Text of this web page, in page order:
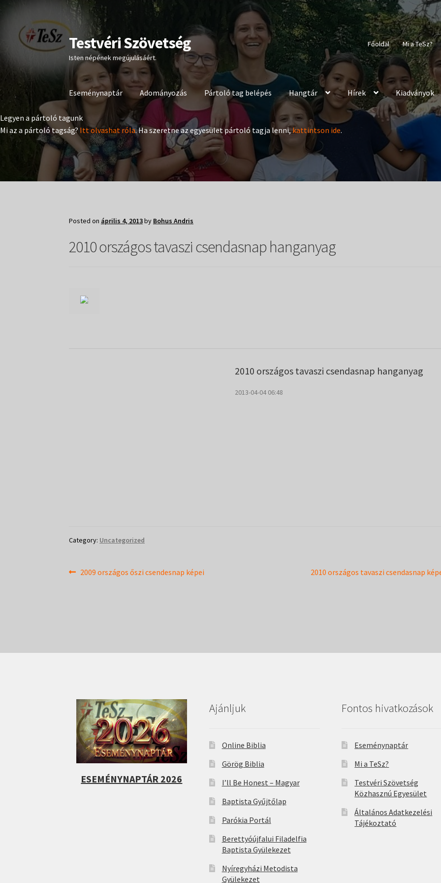
Ugrás
a
navigációhoz
Kilépés
a
tartalomba
Testvéri Szövetség
Isten népének megújulásáért.
Főoldal Mi a TeSz?
Eseménynaptár Adományozás Pártoló tag belépés Hangtár Hírek Kiadványok
Legyen a pártoló tagunk
Mi az a pártoló tagság? Itt olvashat róla. Ha szeretne az egyesület pártoló tagja lenni,kattintson ide.
Posted on április 4, 2013by Bohus Andris
2010 országos tavaszi csendasnap hanganyag
2010 országos tavaszi csendasnap hanganyag
2013-04-04 06:48
Category: Uncategorized
Bejegyzés
Previous
2009 országos őszi csendesnap képei
Next
2010 országos tavaszi csendasnap
ESEMÉNYNAPTÁR 2026
Ajánljuk
Online Biblia
Görög Biblia
I’ll Be Honest – Magyar
Baptista Gyűjtőlap
Parókia Portál
Berettyóújfalui Filadelfia
Baptista Gyülekezet
Nyíregyházi Metodista
Gyülekezet
Fontos hivatkozások
Eseménynaptár
Mi a TeSz?
Testvéri Szövetség
Közhasznú Egyesület
Általános Adatkezelési
Tájékoztató